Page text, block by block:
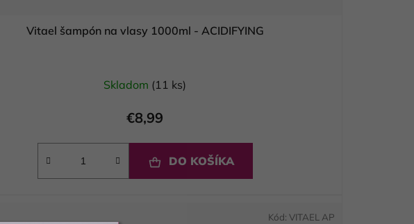
Vitael šampón na vlasy 1000ml - ACIDIFYING
Skladom (11 ks)
€8,99
DO KOŠÍKA
Kód: VITAEL AP